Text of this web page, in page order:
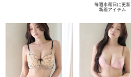
毎週水曜日に更新
新着アイテム